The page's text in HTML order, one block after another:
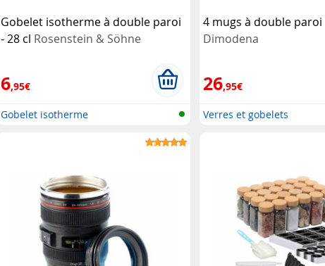
Gobelet isotherme à double paroi
- 28 cl Rosenstein & Söhne
6,95€
Gobelet isotherme
4 mugs à double paroi
Dimodena
26,95€
Verres et gobelets